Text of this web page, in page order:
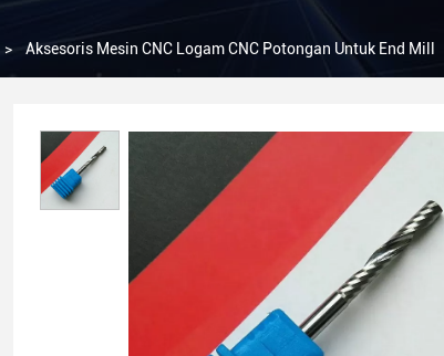
> Aksesoris Mesin CNC Logam CNC Potongan Untuk End Mill